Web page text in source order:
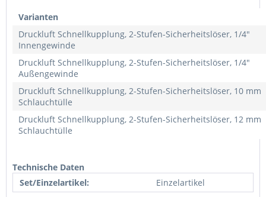
Varianten
Druckluft Schnellkupplung, 2-Stufen-Sicherheitslöser, 1/4"
Innengewinde
Druckluft Schnellkupplung, 2-Stufen-Sicherheitslöser, 1/4"
Außengewinde
Druckluft Schnellkupplung, 2-Stufen-Sicherheitslöser, 10 mm
Schlauchtülle
Druckluft Schnellkupplung, 2-Stufen-Sicherheitslöser, 12 mm
Schlauchtülle
Technische Daten
Set/Einzelartikel:
Einzelartikel